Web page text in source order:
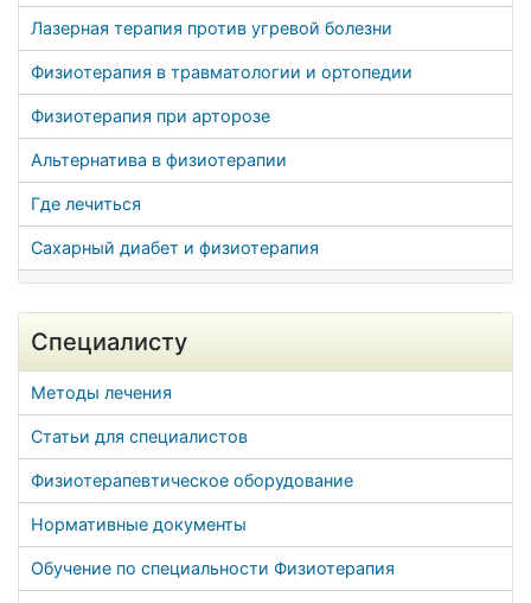
Лазерная терапия против угревой болезни
Физиотерапия в травматологии и ортопедии
Физиотерапия при арторозе
Альтернатива в физиотерапии
Где лечиться
Сахарный диабет и физиотерапия
Специалисту
Методы лечения
Статьи для специалистов
Физиотерапевтическое оборудование
Нормативные документы
Обучение по специальности Физиотерапия